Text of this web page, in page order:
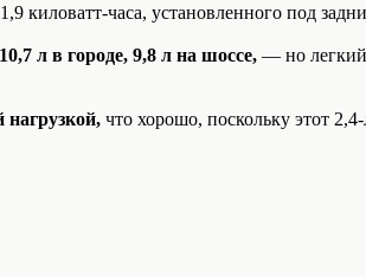
киловатт-часа, установленного под
л в городе, 9,8 л на шоссе, — но легкий
нагрузкой, что хорошо, поскольку этот